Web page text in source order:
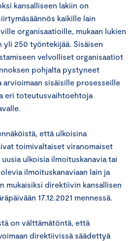
kansalliseen lakiin on
kaikille lain
organisaatioille, mukaan lukien
yli 250 työntekijää. Sisäisen
velvolliset organisaatiot
pohjalta pystyneet
arvioimaan sisäisille prosesseille
eri toteutusvaihtoehtoja
että ulkoisina
toimivaltaiset viranomaiset
ulkoisia ilmoituskanavia tai
ilmoituskanaviaan lain ja
mukaisiksi direktiivin kansallisen
17.12.2021 mennessä.
on välttämätöntä, että
direktiivissä säädettyä